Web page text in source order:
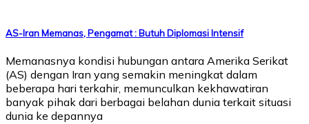
AS-Iran Memanas, Pengamat : Butuh Diplomasi Intensif
Memanasnya kondisi hubungan antara Amerika Serikat
(AS) dengan Iran yang semakin meningkat dalam
beberapa hari terkahir, memunculkan kekhawatiran
banyak pihak dari berbagai belahan dunia terkait situasi
dunia ke depannya